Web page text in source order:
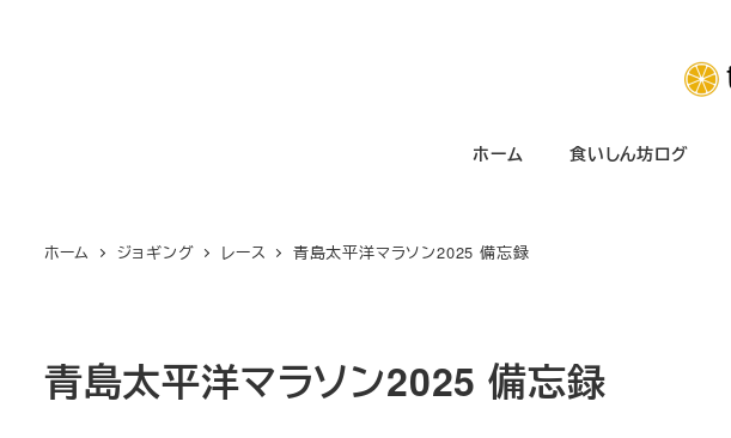
ホーム 食いしん坊ログ
ホーム ジョギング レース 青島太平洋マラソン2025 備忘録
青島太平洋マラソン2025 備忘録